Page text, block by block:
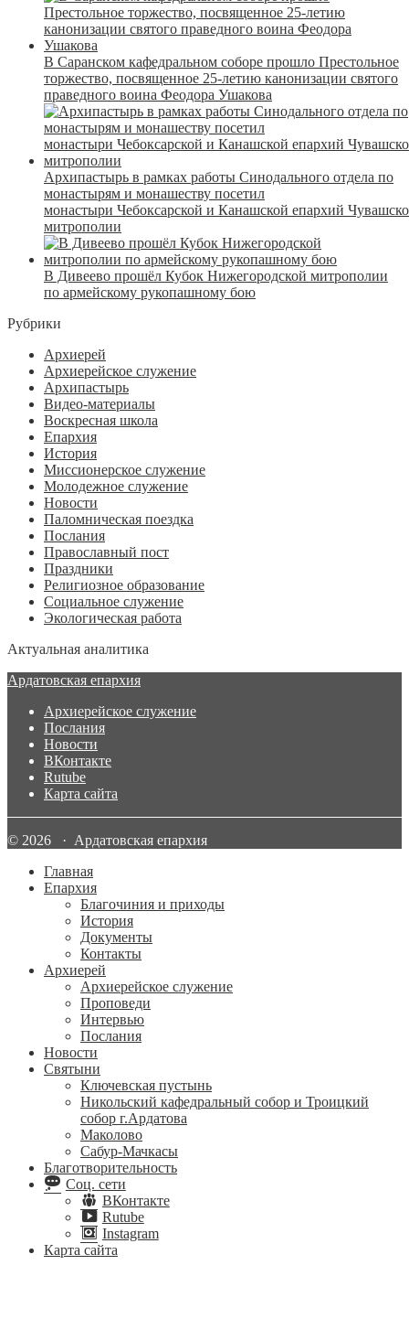
В Саранском кафедральном соборе прошло Престольное
торжество, посвященное 25-летию канонизации святого
праведного воина Феодора Ушакова
Архипастырь в рамках работы Синодального отдела по
монастырям и монашеству посетил
монастыри Чебоксарской и Канашской епархий
митрополии
В Дивеево прошёл Кубок Нижегородской митрополии
по армейскому рукопашному бою
Рубрики
Архиерей
Архиерейское служение
Архипастырь
Видео-материалы
Воскресная школа
Епархия
История
Миссионерское служение
Молодежное служение
Новости
Паломническая поездка
Послания
Православный пост
Праздники
Религиозное образование
Социальное служение
Экологическая работа
Актуальная аналитика
Ардатовская епархия
Архиерейское служение
Послания
Новости
ВКонтакте
Rutube
Карта сайта
© 2026 · Ардатовская епархия
Главная
Епархия
Благочиния и приходы
История
Документы
Контакты
Архиерей
Архиерейское служение
Проповеди
Интервью
Послания
Новости
Святыни
Ключевская пустынь
Никольский кафедральный собор и Троицкий
собор г.Ардатова
Маколово
Сабур-Мачкасы
Благотворительность
Соц. сети
ВКонтакте
Rutube
Instagram
Карта сайта